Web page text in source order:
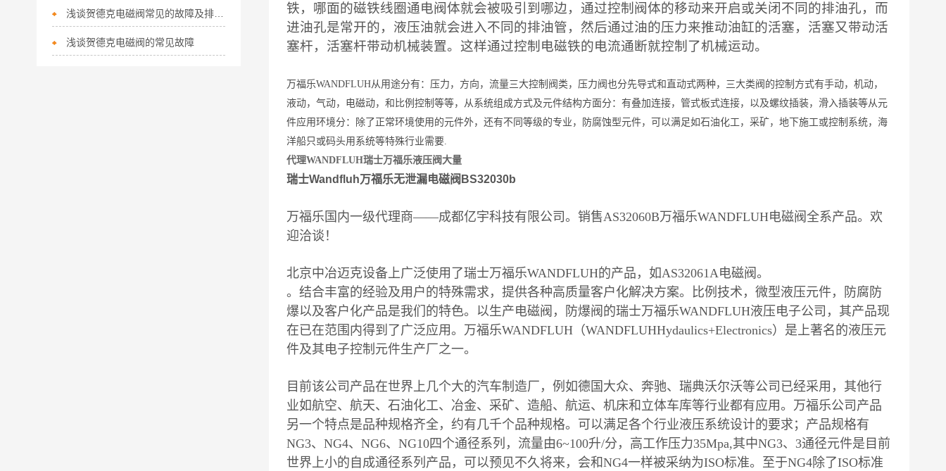
铁，哪面的磁铁线圈通电阀体就会被吸引到哪边，通过控制阀体的移动来开启或关闭不同的排油孔，而
进油孔是常开的，液压油就会进入不同的排油管，然后通过油的压力来推动油缸的活塞，活塞又带动活
塞杆，活塞杆带动机械装置。这样通过控制电磁铁的电流通断就控制了机械运动。
万福乐WANDFLUH从用途分有：压力，方向，流量三大控制阀类，压力阀也分先导式和直动式两种，三大类阀的控制方式有手动，机动，
液动，气动，电磁动，和比例控制等等，从系统组成方式及元件结构方面分：有叠加连接，管式板式连接，以及螺纹插装，滑入插装等从元
件应用环境分：除了正常环境使用的元件外，还有不同等级的专业，防腐蚀型元件，可以满足如石油化工，采矿，地下施工或控制系统，海
洋船只或码头用系统等特殊行业需要.
代理WANDFLUH瑞士万福乐液压阀大量
瑞士Wandfluh万福乐无泄漏电磁阀BS32030b
万福乐国内一级代理商——成都亿宇科技有限公司。销售AS32060B万福乐WANDFLUH电磁阀全系产品。欢
迎洽谈！
北京中冶迈克设备上广泛使用了瑞士万福乐WANDFLUH的产品，如AS32061A电磁阀。
。结合丰富的经验及用户的特殊需求，提供各种高质量客户化解决方案。比例技术，微型液压元件，防腐防
爆以及客户化产品是我们的特色。以生产电磁阀，防爆阀的瑞士万福乐WANDFLUH液压电子公司，其产品现
在已在范围内得到了广泛应用。万福乐WANDFLUH（WANDFLUHHydaulics+Electronics）是上著名的液压元
件及其电子控制元件生产厂之一。
目前该公司产品在世界上几个大的汽车制造厂，例如德国大众、奔驰、瑞典沃尔沃等公司已经采用，其他行
业如航空、航天、石油化工、冶金、采矿、造船、航运、机床和立体车库等行业都有应用。万福乐公司产品
另一个特点是品种规格齐全，约有几千个品种规格。可以满足各个行业液压系统设计的要求；产品规格有
NG3、NG4、NG6、NG10四个通径系列，流量由6~100升/分，高工作压力35Mpa,其中NG3、3通径元件是目前
世界上小的自成通径系列产品，可以预见不久将来，会和NG4一样被采纳为ISO标准。至于NG4除了ISO标准
浅谈贺德克电磁阀常见的故障及排除方法
浅谈贺德克电磁阀的常见故障